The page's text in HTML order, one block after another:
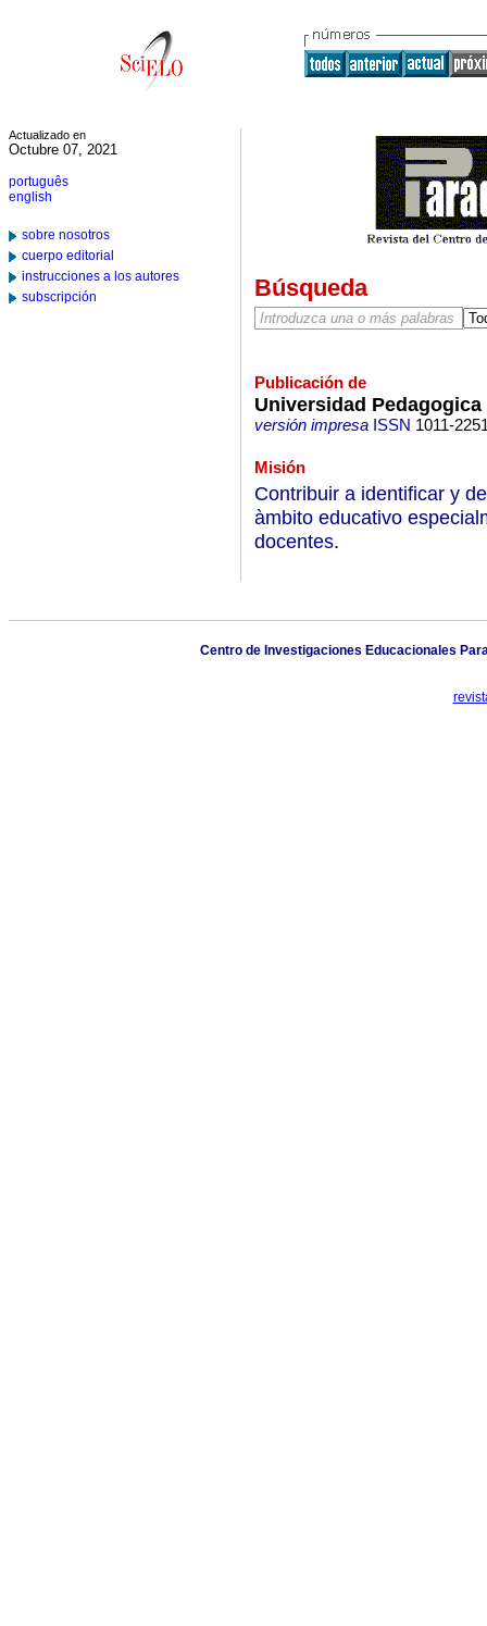
Actualizado en
Octubre 07, 2021
português
english
sobre nosotros
cuerpo editorial
instrucciones a los autores
subscripción
Búsqueda
Publicación de
Universidad
versión impresaISSN 1011-
Misión
Contribuir a identificar y
àmbito educativo
docentes.
Centro de Investigaciones Educacionales